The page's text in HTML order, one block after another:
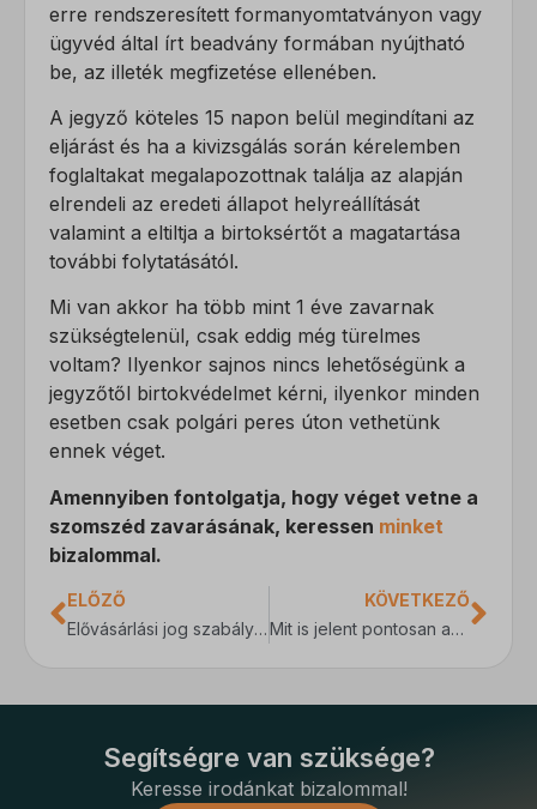
erre rendszeresített formanyomtatványon vagy
ügyvéd által írt beadvány formában nyújtható
be, az illeték megfizetése ellenében.
A jegyző köteles 15 napon belül megindítani az
eljárást és ha a kivizsgálás során kérelemben
foglaltakat megalapozottnak találja az alapján
elrendeli az eredeti állapot helyreállítását
valamint a eltiltja a birtoksértőt a magatartása
további folytatásától.
Mi van akkor ha több mint 1 éve zavarnak
szükségtelenül, csak eddig még türelmes
voltam? Ilyenkor sajnos nincs lehetőségünk a
jegyzőtől birtokvédelmet kérni, ilyenkor minden
esetben csak polgári peres úton vethetünk
ennek véget.
Amennyiben fontolgatja, hogy véget vetne a
szomszéd zavarásának, keressen minket
bizalommal.
ELŐZŐ
Elővásárlási jog szabályai ingatlan adásvételi szerződés során
KÖVETKEZŐ
Mit is jelent pontosan az ingatlanra bejegyzett elidegenítési és terhelési tilalom?
Segítségre van szüksége?
Keresse irodánkat bizalommal!
SLO_wptGlobTipTmp